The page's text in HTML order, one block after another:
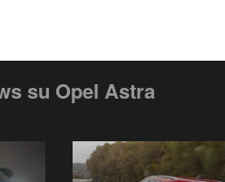
su Opel Astra